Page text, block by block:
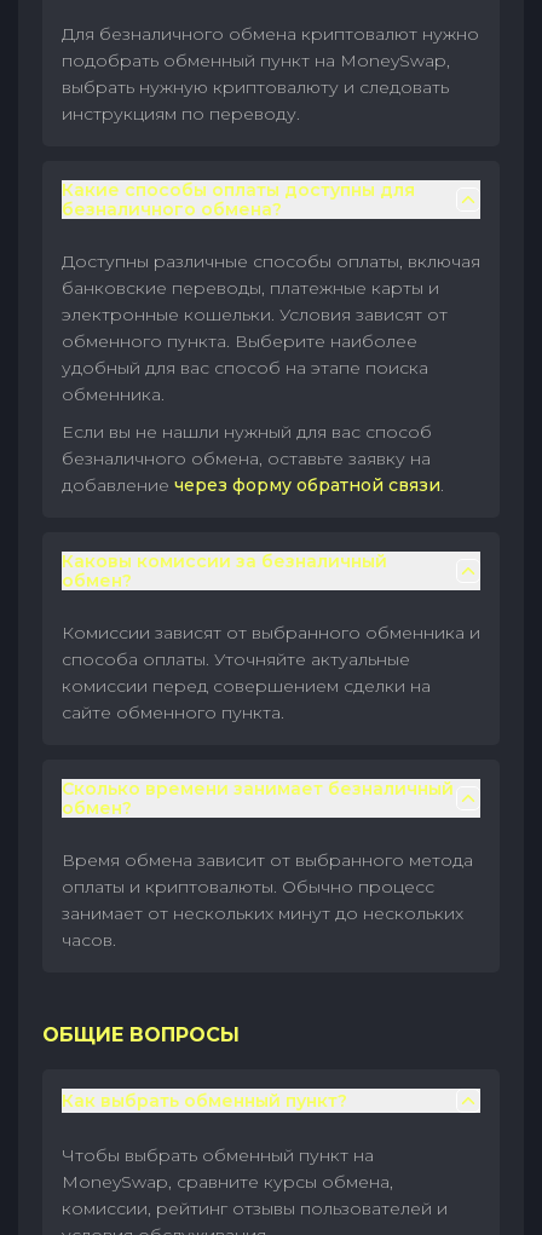
Для безналичного обмена криптовалют нужно
подобрать обменный пункт на MoneySwap,
выбрать нужную криптовалюту и следовать
инструкциям по переводу.
Какие способы оплаты доступны для
безналичного обмена?
Доступны различные способы оплаты, включая
банковские переводы, платежные карты и
электронные кошельки. Условия зависят от
обменного пункта. Выберите наиболее
удобный для вас способ на этапе поиска
обменника.
Если вы не нашли нужный для вас способ
безналичного обмена, оставьте заявку на
добавление через форму обратной связи.
Каковы комиссии за безналичный
обмен?
Комиссии зависят от выбранного обменника и
способа оплаты. Уточняйте актуальные
комиссии перед совершением сделки на
сайте обменного пункта.
Сколько времени занимает безналичный
обмен?
Время обмена зависит от выбранного метода
оплаты и криптовалюты. Обычно процесс
занимает от нескольких минут до нескольких
часов.
ОБЩИЕ ВОПРОСЫ
Как выбрать обменный пункт?
Чтобы выбрать обменный пункт на
MoneySwap, сравните курсы обмена,
комиссии, рейтинг отзывы пользователей и